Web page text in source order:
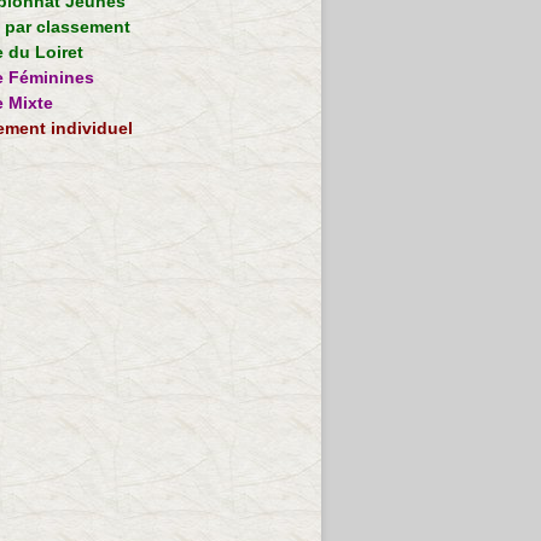
par classement
du Loiret
Féminines
Mixte
individuel